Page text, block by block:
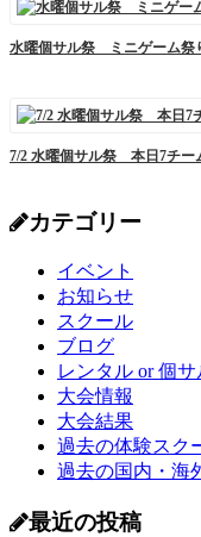
水曜個サル祭 ミニゲーム祭
7/2 水曜個サル祭 本日7チー
カテゴリー
イベント
お知らせ
スクール
ブログ
レンタル or 個サ
大会情報
大会結果
過去の体験スク
過去の国内・海
最近の投稿